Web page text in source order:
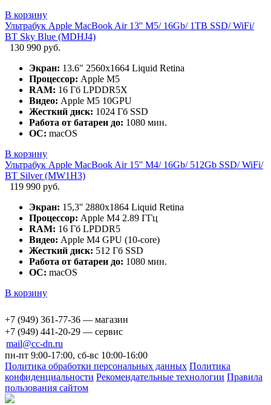
В корзину
Ультрабук Apple MacBook Air 13'' M5/ 16Gb/ 1TB SSD/ WiFi/
BT Sky Blue (MDHJ4)
130 990 руб.
Экран: 13.6" 2560x1664 Liquid Retina
Процессор: Apple M5
RAM: 16 Гб LPDDR5X
Видео: Apple M5 10GPU
Жесткий диск: 1024 Гб SSD
Работа от батареи до: 1080 мин.
ОС: macOS
В корзину
Ультрабук Apple MacBook Air 15'' M4/ 16Gb/ 512Gb SSD/ WiFi/
BT Silver (MW1H3)
119 990 руб.
Экран: 15,3'' 2880x1864 Liquid Retina
Процессор: Apple M4 2.89 ГГц
RAM: 16 Гб LPDDR5
Видео: Apple M4 GPU (10-core)
Жесткий диск: 512 Гб SSD
Работа от батареи до: 1080 мин.
ОС: macOS
В корзину
+7 (949) 361-77-36 — магазин
+7 (949) 441-20-29 — сервис
mail@cc-dn.ru
пн-пт 9:00-17:00, сб-вс 10:00-16:00
Политика обработки персональных данных Политика
конфиденциальности Рекомендательные технологии Правила
пользования сайтом